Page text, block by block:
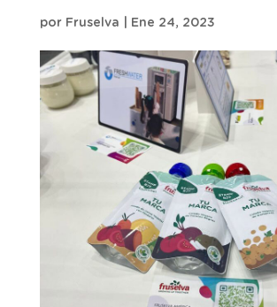
por Fruselva Ene 24, 2023